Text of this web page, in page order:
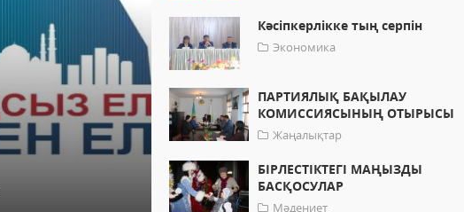
Кәсіпкерлікке тың серпін
Экономика
ПАРТИЯЛЫҚ БАҚЫЛАУ
КОМИССИЯСЫНЫҢ ОТЫРЫСЫ
Жаңалықтар
БІРЛЕСТІКТЕГІ МАҢЫЗДЫ
БАСҚОСУЛАР
Мәдениет